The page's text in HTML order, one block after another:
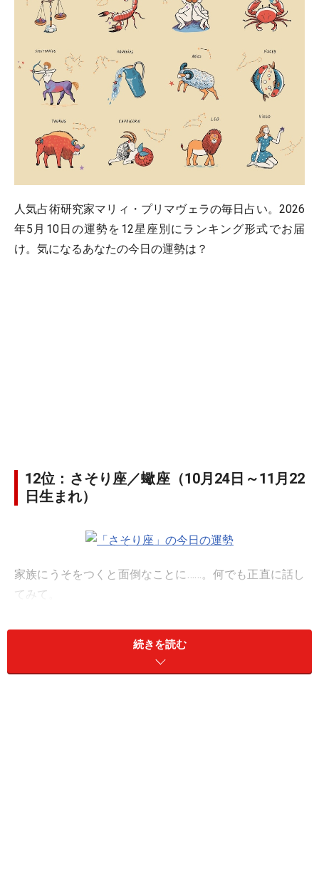
人気占術研究家マリィ・プリマヴェラの毎日占い。2026
年5月10日の運勢を12星座別にランキング形式でお届
け。気になるあなたの今日の運勢は？
12位：さそり座／蠍座（10月24日～11月22
日生まれ）
家族にうそをつくと面倒なことに……。何でも正直に話し
てみて。
11位：うお座／魚座（2月19日～3月20日生
続きを読む